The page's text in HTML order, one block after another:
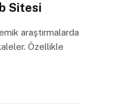
Sitesi
araştırmalarda
Özellikle